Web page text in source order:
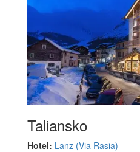
Taliansko
Hotel: Lanz (Via Rasia)